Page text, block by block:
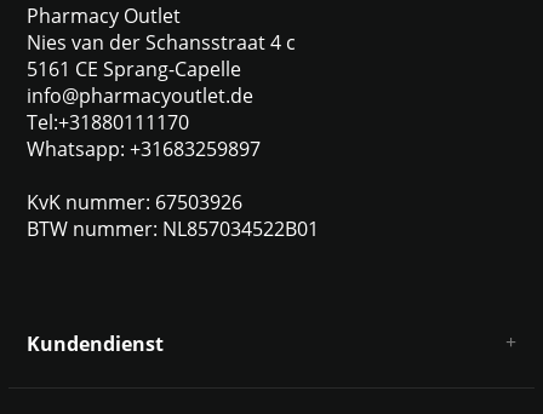
Pharmacy Outlet
Nies van der Schansstraat 4 c
5161 CE Sprang-Capelle
info@pharmacyoutlet.de
Tel:+31880111170
Whatsapp: +31683259897
KvK nummer: 67503926
BTW nummer: NL857034522B01
Kundendienst